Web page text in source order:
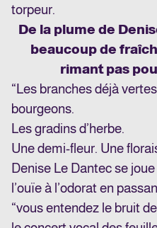
torpeur.
De la plume de
beaucoup de
rimant pas
“Les branches déjà
bourgeons.
Les gradins d’herbe.
Une demi-fleur. Une
Denise Le Dantec se
l’ouïe à l’odorat en
“vous entendez le bruit